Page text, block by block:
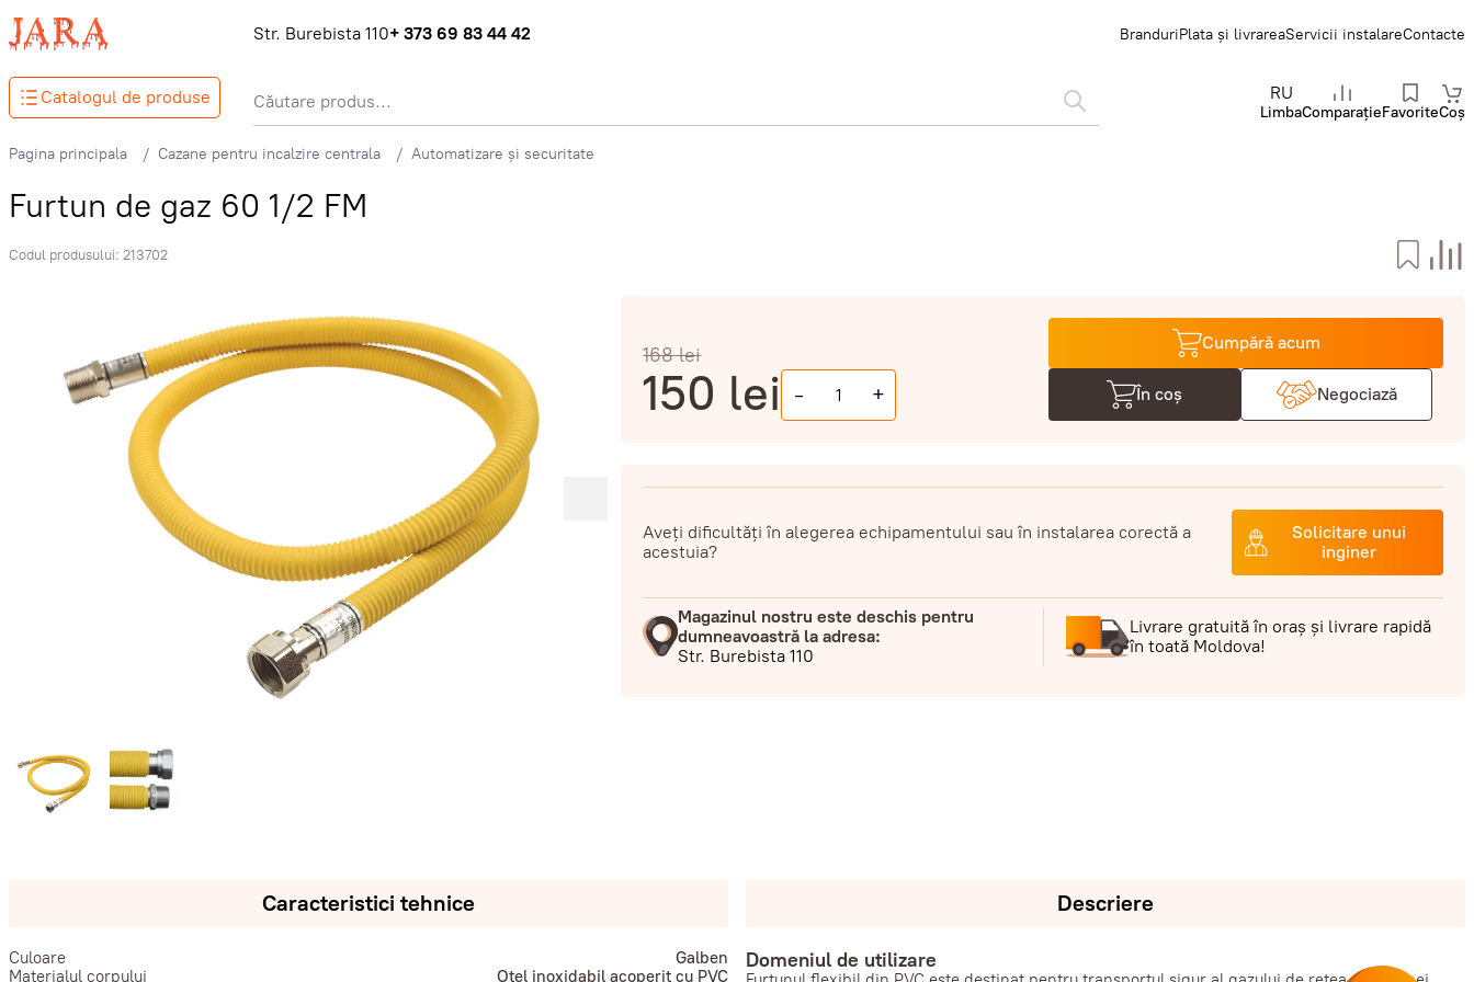
Str. Burebista 110+ 373 69 83 44 42 BranduriPlata și livrareaServicii instalareContacte
Catalogul de produse RU
LimbaComparațieFavoriteCoș
Pagina principala Cazane pentru incalzire centrala Automatizare și securitate
Furtun de gaz 60 1/2 FM
Codul produsului: 213702
168lei
150 lei - +
Cumpără acum
În coș Negociază
Aveți dificultăți în alegerea echipamentului sau în instalarea corectă a
acestuia?
Solicitare unui
inginer
Magazinul nostru este deschis pentru
dumneavoastră la adresa:
Str. Burebista 110
Livrare gratuită în oraș și livrare rapidă
în toată Moldova!
Caracteristici tehnice
Culoare
Galben
Materialul corpului
Oțel inoxidabil acoperit cu PVC
Descriere
Domeniul de utilizare